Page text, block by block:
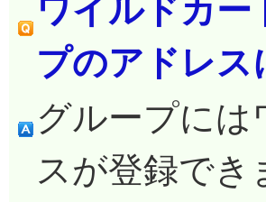
ワイルドカ
プのアドレス
グループに
スが登録でき